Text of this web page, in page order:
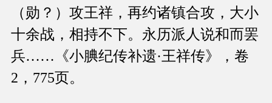
（勋？）攻王祥，再约诸镇合攻，大小
十余战，相持不下。永历派人说和而罢
兵……《小腆纪传补遗·王祥传》，卷
2，775页。